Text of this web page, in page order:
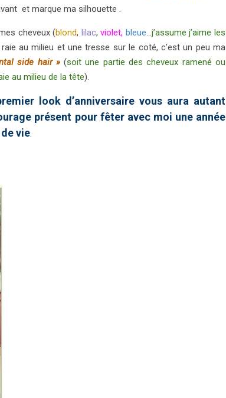
et marque ma silhouette .
cheveux (blond, lilac,violet, bleue…j’assume j’aime les
au milieu et une tresse sur le coté, c’est un peu ma
side hair »(soit une partie des cheveux ramené ou
ie au milieu de la tête).
look d’anniversaire vous aura autant
présent pour fêter avec moi une année
vie.